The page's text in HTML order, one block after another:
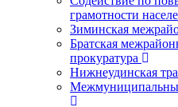
грамотности
Зиминская
Братская
прокуратура
Нижнеудинская